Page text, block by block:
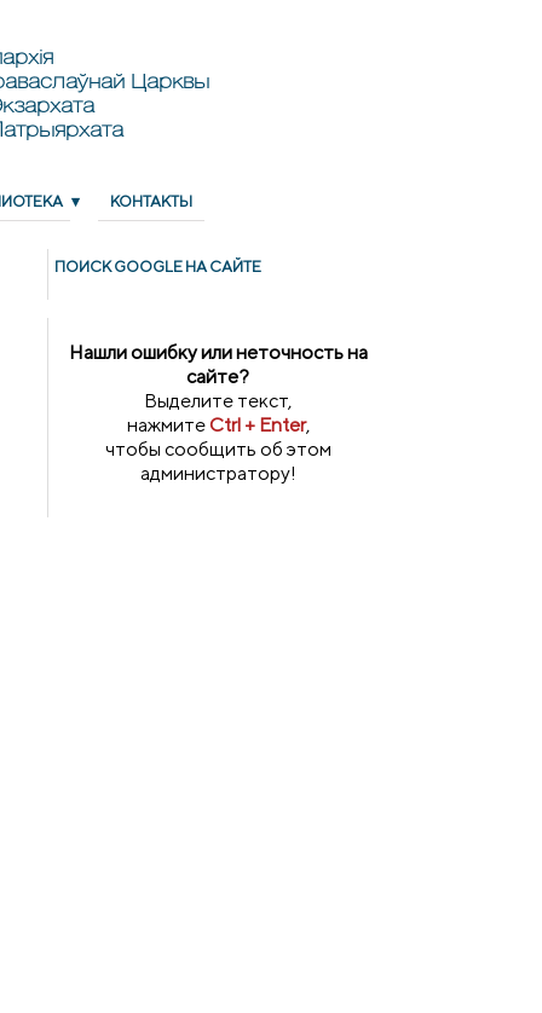
Царквы
КОНТАКТЫ
ПОИСК GOОGLE НА САЙТЕ
Нашли ошибку или неточность на
сайте?
Выделите текст,
нажмитеCtrl + Enter,
чтобы сообщить об этом
администратору!